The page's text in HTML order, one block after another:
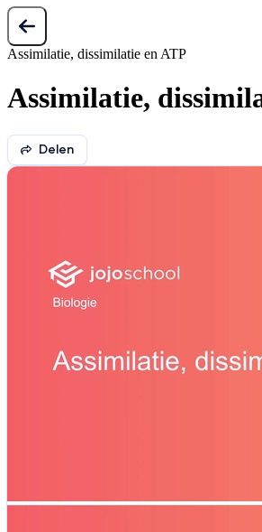
Assimilatie, dissimilatie en ATP
Assimilatie,
Delen